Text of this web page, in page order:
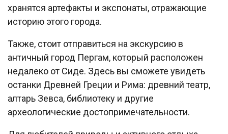
хранятся артефакты и экспонаты, отражающие
историю этого города.
Также, стоит отправиться на экскурсию в
античный город Пергам, который расположен
недалеко от Сиде. Здесь вы сможете увидеть
останки Древней Греции и Рима: древний театр,
алтарь Зевса, библиотеку и другие
археологические достопримечательности.